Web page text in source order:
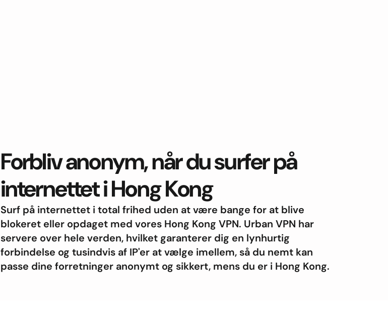
Forbliv anonym, når du surfer på
internettet i Hong Kong
Surf på internettet i total frihed uden at være bange for at blive
blokeret eller opdaget med vores Hong Kong VPN. Urban VPN har
servere over hele verden, hvilket garanterer dig en lynhurtig
forbindelse og tusindvis af IP'er at vælge imellem, så du nemt kan
passe dine forretninger anonymt og sikkert, mens du er i Hong Kong.